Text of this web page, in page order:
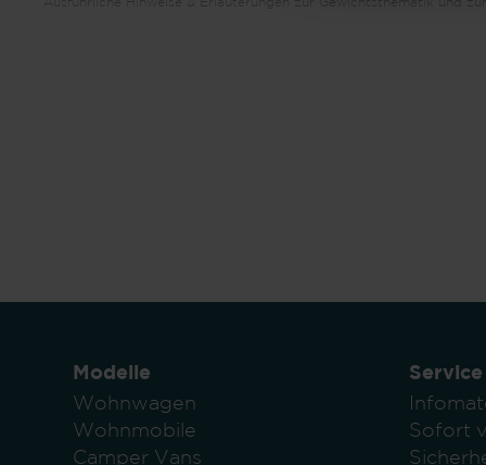
Modelle
Wohnwagen
Wohnmobile
Camper Vans
Service
Sofort